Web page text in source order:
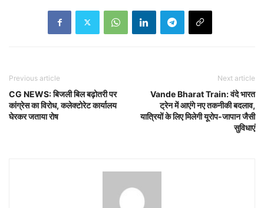
Previous article
CG NEWS: बिजली बिल बढ़ोतरी पर
कांग्रेस का विरोध, कलेक्टोरेट कार्यालय
घेरकर जताया रोष
Next article
Vande Bharat Train: वंदे भारत
ट्रेन में आएंगे नए तकनीकी बदलाव,
यात्रियों के लिए मिलेगी यूरोप-जापान जैसी
सुविधाएं